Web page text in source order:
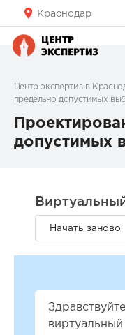
Краснодар
Центр экспертиз в
предельно допустимых
допустимых